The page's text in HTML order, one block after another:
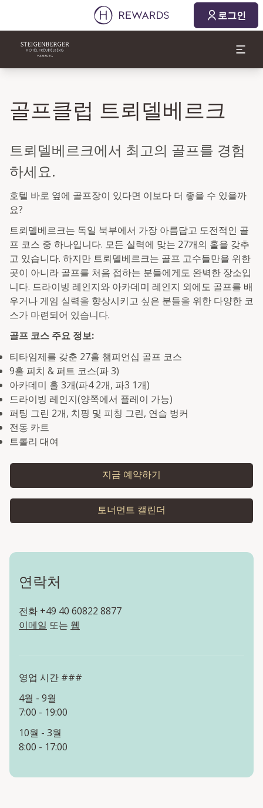
로그인
골프클럽 트뢰델베르크
트뢰델베르크에서 최고의 골프를 경험
하세요.
호텔 바로 옆에 골프장이 있다면 이보다 더 좋을 수 있을까
요?
트뢰델베르크는 독일 북부에서 가장 아름답고 도전적인 골
프 코스 중 하나입니다. 모든 실력에 맞는 27개의 홀을 갖추
고 있습니다. 하지만 트뢰델베르크는 골프 고수들만을 위한
곳이 아니라 골프를 처음 접하는 분들에게도 완벽한 장소입
니다. 드라이빙 레인지와 아카데미 레인지 외에도 골프를 배
우거나 게임 실력을 향상시키고 싶은 분들을 위한 다양한 코
스가 마련되어 있습니다.
골프 코스 주요 정보:
티타임제를 갖춘 27홀 챔피언십 골프 코스
9홀 피치 & 퍼트 코스(파 3)
아카데미 홀 3개(파4 2개, 파3 1개)
드라이빙 레인지(양쪽에서 플레이 가능)
퍼팅 그린 2개, 치핑 및 피칭 그린, 연습 벙커
전동 카트
트롤리 대여
지금 예약하기
토너먼트 캘린더
연락처
전화 +49 40 60822 8877
이메일 또는 웹
영업 시간 ###
4월 - 9월
7:00 - 19:00
10월 - 3월
8:00 - 17:00